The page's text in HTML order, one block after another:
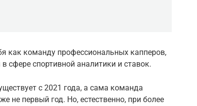
как команду профессиональных капперов,
спортивной аналитики и ставок.
с 2021 года, а сама команда
не первый год. Но, естественно, при более